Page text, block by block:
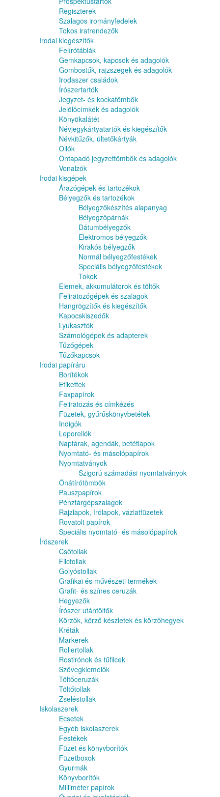
Regiszterek
Szalagos irományfedelek
Tokos iratrendezők
Irodai kiegészítők
Felírótáblák
Gemkapcsok, kapcsok és adagolók
Gombostűk, rajzszegek és adagolók
Irodaszer családok
Írószertartók
Jegyzet- és kockatömbök
Jelölőcímkék és adagolók
Könyökalátét
Névjegykártyatartók és kiegészítők
Névkitűzők, ültetőkártyák
Ollók
Öntapadó jegyzettömbök és adagolók
Vonalzók
Irodai kisgépek
Árazógépek és tartozékok
Bélyegzők és tartozékok
Bélyegzőkészítés alapanyag
Bélyegzőpárnák
Dátumbélyegzők
Elektromos bélyegzők
Kirakós bélyegzők
Normál bélyegzőfestékek
Speciális bélyegzőfestékek
Tokok
Elemek, akkumulátorok és töltők
Feliratozógépek és szalagok
Hangrögzítők és kiegészítők
Kapocskiszedők
Lyukasztók
Számológépek és adapterek
Tűzőgépek
Tűzőkapcsok
Irodai papíráru
Borítékok
Etikettek
Faxpapírok
Feliratozás és címkézés
Füzetek, gyűrűskönyvbetétek
Indigók
Leporellók
Naptárak, agendák, betétlapok
Nyomtató- és másolópapírok
Nyomtatványok
Szigorú számadási nyomtatványok
Önátírótömbök
Pauszpapírok
Pénztárgépszalagok
Rajzlapok, írólapok, vázlatfüzetek
Rovatolt papírok
Speciális nyomtató- és másolópapírok
Írószerek
Csőtollak
Filctollak
Golyóstollak
Grafikai és művészeti termékek
Grafit- és színes ceruzák
Hegyezők
Írószer utántöltők
Körzők, körző készletek és körzőhegyek
Kréták
Markerek
Rollertollak
Rostirónok és tűfilcek
Szövegkiemelők
Töltőceruzák
Töltőtollak
Zseléstollak
Iskolaszerek
Ecsetek
Egyéb iskolaszerek
Festékek
Füzet és könyvborítók
Füzetboxok
Gyurmák
Könyvborítók
Milliméter papírok